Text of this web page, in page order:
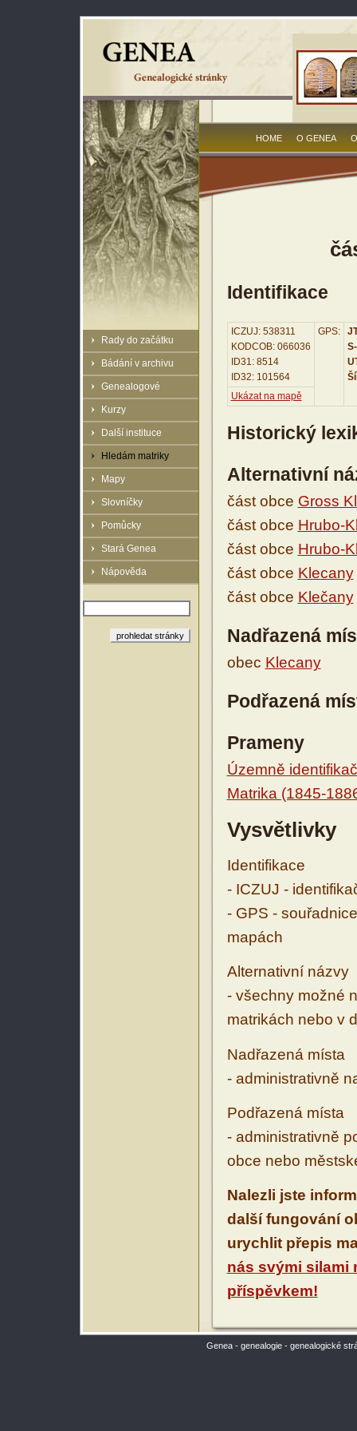
Rady do začátku
Bádání v archivu
Genealogové
Kurzy
Další instituce
Hledám matriky
Mapy
Slovníčky
Pomůcky
Stará Genea
Nápověda
HOME O GENEA
Identifikace
ICZUJ: 538311
KODCOB: 066036
ID31: 8514
ID32: 101564
GPS:
Ukázat na mapě
Historický
Alternativní
část obce Gross
část obce Hrubo-
část obce Hrubo-
část obce Klecany
část obce Klečany
Nadřazená
obec Klecany
Podřazená
Prameny
Územně
Matrika (1845-
Vysvětlivky
Identifikace
- ICZUJ -
- GPS -
mapách
Alternativní názvy
- všechny možné
matrikách nebo v
Nadřazená místa
- administrativně
Podřazená místa
- administrativně
obce nebo
Nalezli jste
další fungování
urychlit přepis
nás svými silami
příspěvkem!
Genea - genealogie - genealogické